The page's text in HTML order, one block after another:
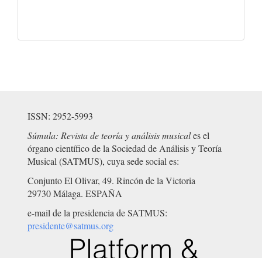
ISSN: 2952-5993
Súmula: Revista de teoría y análisis musicales el
órgano científico de la Sociedad de Análisis y Teoría
Musical (SATMUS), cuya sede social es:
Conjunto El Olivar, 49. Rincón de la Victoria
29730 Málaga. ESPAÑA
e-mail de la presidencia de SATMUS:
presidente@satmus.org